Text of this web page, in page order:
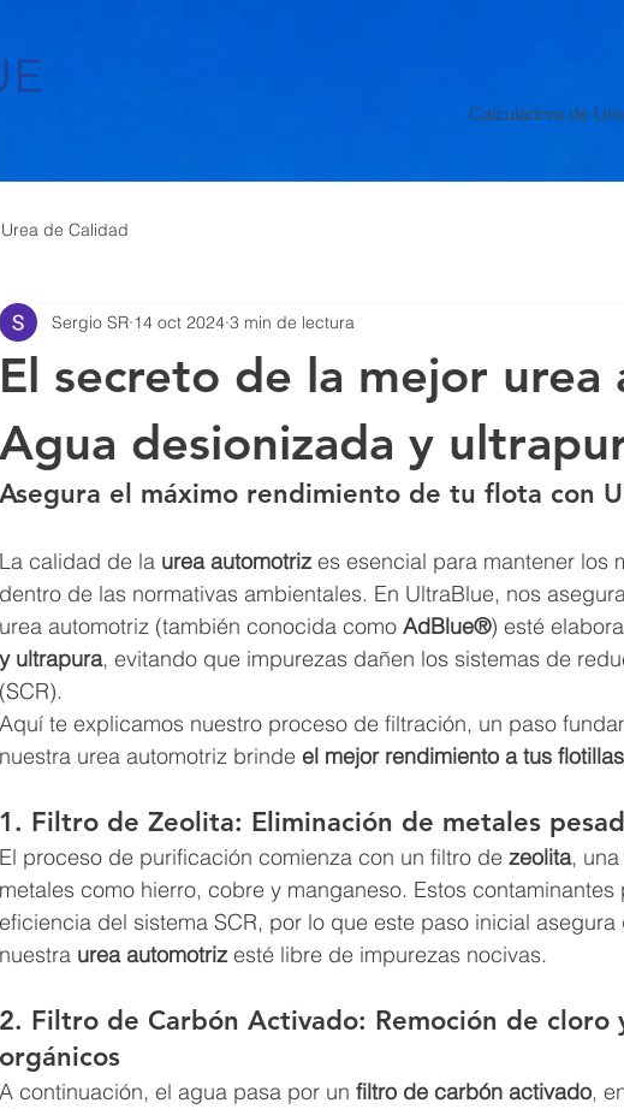
Calculadora de
de Calidad
El secreto de la mejor
Agua desionizada y
Sergio SR 14 oct 2024 3 min de lectura
Asegura el máximo rendimiento de tu flota con
La calidad de la urea automotriz es esencial para mantener los
dentro de las normativas ambientales. En UltraBlue, nos
urea automotriz (también conocida como AdBlue®) esté
y ultrapura, evitando que impurezas dañen los sistemas de
(SCR).
Aquí te explicamos nuestro proceso de filtración, un paso
nuestra urea automotriz brinde el mejor rendimiento a tus flotillas
1. Filtro de Zeolita: Eliminación de metales
El proceso de purificación comienza con un filtro de zeolita,
metales como hierro, cobre y manganeso. Estos
eficiencia del sistema SCR, por lo que este paso inicial
nuestra urea automotriz esté libre de impurezas nocivas.
2. Filtro de Carbón Activado: Remoción de cloro
orgánicos
A continuación, el agua pasa por un filtro de carbón activado,